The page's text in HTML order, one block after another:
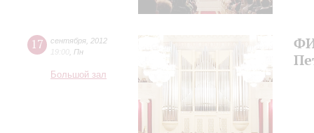
17 сентября 2012
19:00 Пн
Большой зал